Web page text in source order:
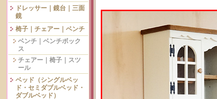
ドレッサー｜鏡台｜三面
鏡
椅子｜チェアー｜ベンチ
ベンチ｜ベンチボック
ス
チェアー｜椅子｜スツ
ール
ベッド（シングルベッ
ド・セミダブルベッド・
ダブルベッド）